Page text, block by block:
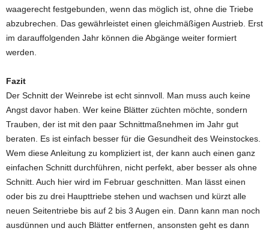
waagerecht festgebunden, wenn das möglich ist, ohne die Triebe
abzubrechen. Das gewährleistet einen gleichmäßigen Austrieb. Erst
im darauffolgenden Jahr können die Abgänge weiter formiert
werden.
Fazit
Der Schnitt der Weinrebe ist echt sinnvoll. Man muss auch keine
Angst davor haben. Wer keine Blätter züchten möchte, sondern
Trauben, der ist mit den paar Schnittmaßnehmen im Jahr gut
beraten. Es ist einfach besser für die Gesundheit des Weinstockes.
Wem diese Anleitung zu kompliziert ist, der kann auch einen ganz
einfachen Schnitt durchführen, nicht perfekt, aber besser als ohne
Schnitt. Auch hier wird im Februar geschnitten. Man lässt einen
oder bis zu drei Haupttriebe stehen und wachsen und kürzt alle
neuen Seitentriebe bis auf 2 bis 3 Augen ein. Dann kann man noch
ausdünnen und auch Blätter entfernen, ansonsten geht es dann